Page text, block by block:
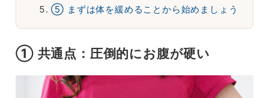
⑤ まずは体を緩めることから始めましょう
① 共通点：圧倒的にお腹が硬い